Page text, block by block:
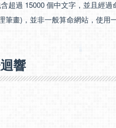
超過 15000 個中文字，並且經
筆畫)，並非一般算命網站，使用
響